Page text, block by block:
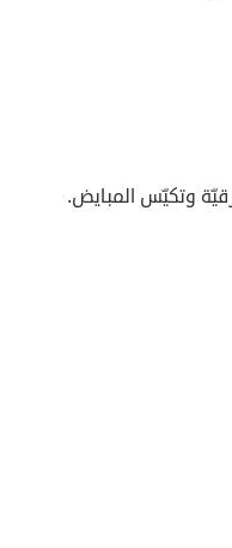
وتكيّس المبايض.